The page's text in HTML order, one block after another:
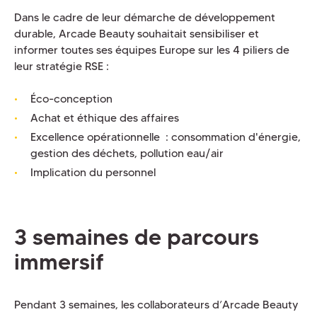
Dans le cadre de leur démarche de développement
durable, Arcade Beauty souhaitait sensibiliser et
informer toutes ses équipes Europe sur les 4 piliers de
leur stratégie RSE :
Éco-conception
Achat et éthique des affaires
Excellence opérationnelle : consommation d'énergie,
gestion des déchets, pollution eau/air
Implication du personnel
3 semaines de parcours
immersif
Pendant 3 semaines, les collaborateurs d’Arcade Beauty